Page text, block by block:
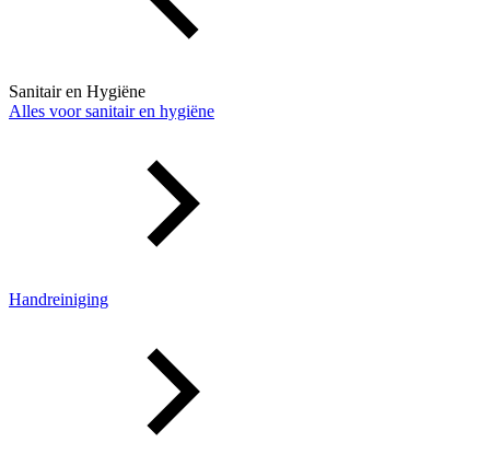
Sanitair en Hygiëne
Alles voor sanitair en hygiëne
Handreiniging